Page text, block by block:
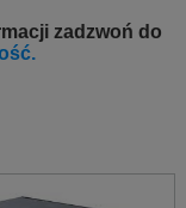
zadzwoń do